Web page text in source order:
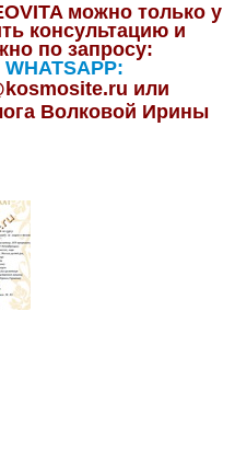
можно только у
консультацию и
по запросу:
WHATSAPP:
или
Волковой Ирины